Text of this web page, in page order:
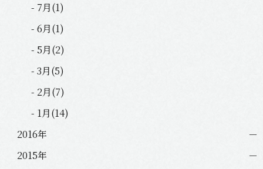
- 7月(1)
- 6月(1)
- 5月(2)
- 3月(5)
- 2月(7)
- 1月(14)
2016年
2015年